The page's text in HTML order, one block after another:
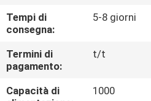
CONTATTACI
NOTIZIE
CASI
Tempi di
consegna:
5-8 giorni
Termini di
pagamento:
t/t
Capacità di
1000